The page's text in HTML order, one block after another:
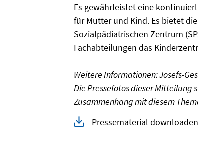
Es gewährleistet eine
für Mutter und Kind. Es bietet
Sozialpädiatrischen Zentrum
Fachabteilungen das
Weitere Informationen: Josefs-
Die Pressefotos dieser Mitteilung
Zusammenhang mit diesem
Pressematerial downloaden